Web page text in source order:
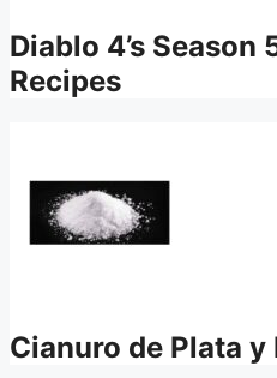
Diablo 4’s
Recipes
Cianuro de Plata